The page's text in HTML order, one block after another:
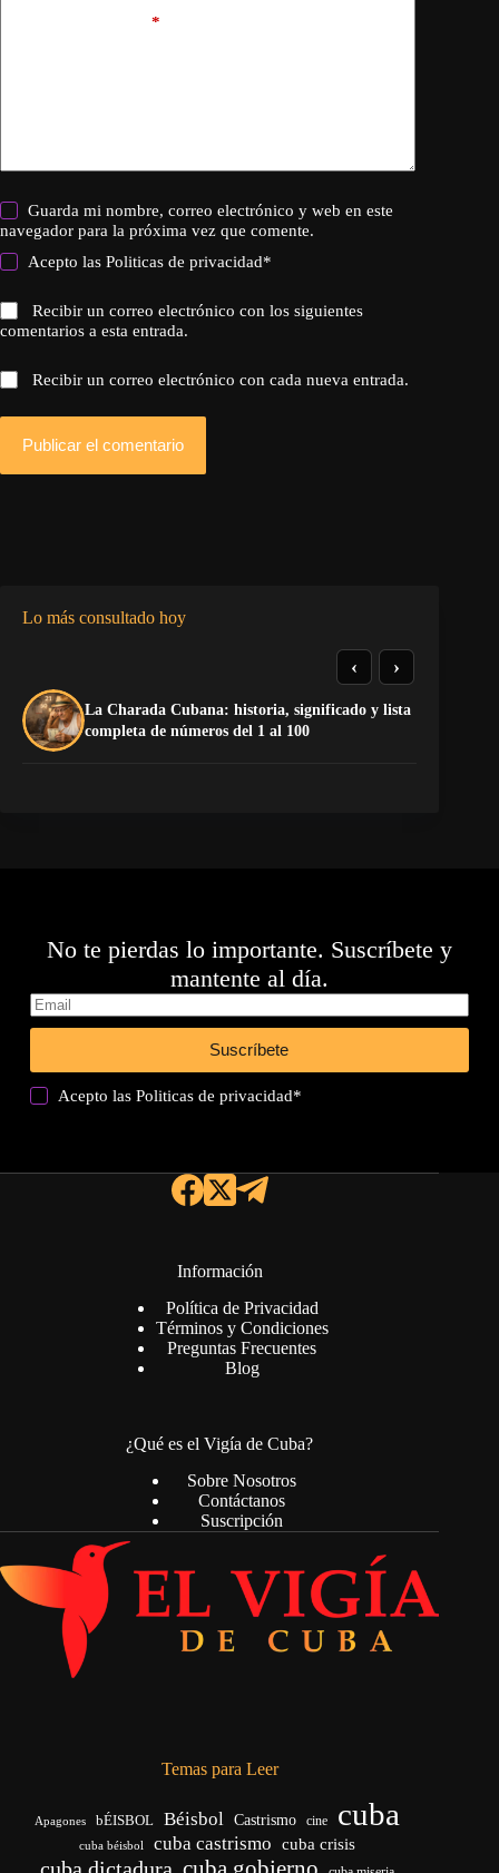
*
Guarda mi nombre, correo electrónico y web en este
navegador para la próxima vez que comente.
Acepto lasPoliticas de privacidad*
Recibir un correo electrónico con los siguientes
comentarios a esta entrada.
Recibir un correo electrónico con cada nueva entrada.
Publicar el comentario
Lo más consultado hoy
La Charada Cubana: historia, significado y lista
completa de números del 1 al 100
‹ ›
No te pierdas lo importante. Suscríbete y
mantente al día.
Suscríbete
Acepto lasPoliticas de privacidad*
Información
Política de Privacidad
Términos y Condiciones
Preguntas Frecuentes
Blog
¿Qué es el Vigía de Cuba?
Sobre Nosotros
Contáctanos
Suscripción
Temas para Leer
Apagones bÉISBOL Béisbol Castrismo cine cuba
cuba béisbol cuba castrismo cuba crisis